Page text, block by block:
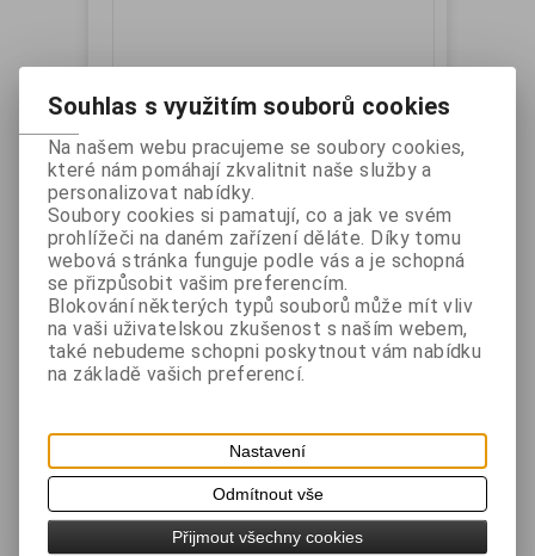
Samsung - napájecí zdroj SRP-770,
SRP-770II
Katalogové číslo:
PWK404-00005A
Záruka (měsíců):24
Dostupnost:
skladem
Napájecí zdroj pro tiskárny SRP-770, SRP-770II
Vaše cena bez DPH:
Přidat do košíku
Souhlas s využitím souborů cookies
Na našem webu pracujeme se soubory cookies,
které nám pomáhají zkvalitnit naše služby a
personalizovat nabídky.
Soubory cookies si pamatují, co a jak ve svém
prohlížeči na daném zařízení děláte. Díky tomu
webová stránka funguje podle vás a je schopná
se přizpůsobit vašim preferencím.
Blokování některých typů souborů může mít vliv
na vaši uživatelskou zkušenost s naším webem,
také nebudeme schopni poskytnout vám nabídku
na základě vašich preferencí.
Nastavení
Odmítnout vše
Přijmout všechny cookies